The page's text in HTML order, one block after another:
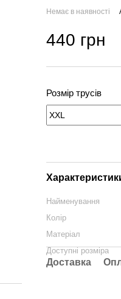
Немає в наявності
440 грн
Розмір трусів
Найменування
Колір
Матеріал
Доступні розміра
Доставка